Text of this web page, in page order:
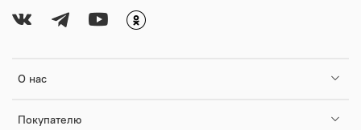
О нас
Покупателю